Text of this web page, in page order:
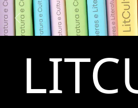
Previous